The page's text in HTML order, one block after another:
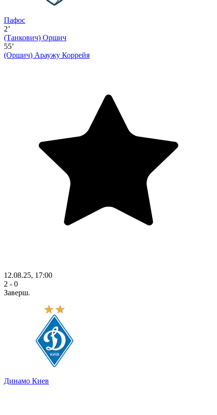
Пафос
2’
(Танкович) Оршич
55’
(Оршич) Араужу Коррейя
12.08.25, 17:00
2 - 0
Заверш.
Динамо Киев